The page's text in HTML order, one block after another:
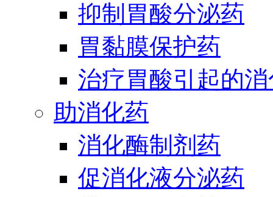
抑制胃酸分泌药
胃黏膜保护药
治疗胃酸引起的
助消化药
消化酶制剂药
促消化液分泌药